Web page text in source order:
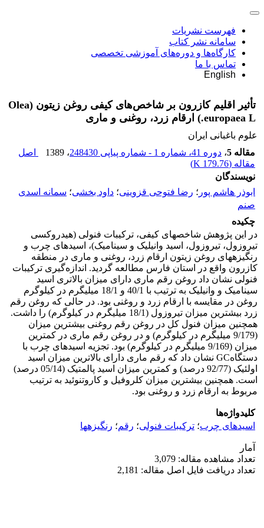
فهرست نشریات
سامانه نشر کتاب
کارگاه‌ها و دوره‌های آموزشی تخصصی
تماس با ما
English
تأثیر اقلیم کازرون بر شاخص‌های کیفی روغن زیتون (Olea
europaea L.) ارقام زرد، روغنی و ماری
علوم باغبانی ایران
مقاله 5
، دوره 41، شماره 1 - شماره پیاپی 248430 ، 1389
اصل
مقاله (179.76 K
)
نویسندگان
ابوذر هاشم پور ؛ رضا فتوحی قزوینی؛ داود بخشی؛ سمانه اسدی
صنم
چکیده
در این پژوهش شاخص‎های کیفی، ترکیبات فنولی (هیدروکسی
تیروزول، تیروزول، اسید وانیلیک و سینامیک)، اسیدهای چرب و
رنگیزه‎های روغن زیتون ارقام زرد، روغنی و ماری در منطقه
کازرون واقع در استان فارس مطالعه گردید. اندازه‌گیری ترکیبات
فنولی نشان داد روغن رقم ماری دارای میزان بالاتری اسید
سینامیک و وانیلیک به ترتیب با 40/1 و 18/1 میلی‎گرم در کیلوگرم
روغن در مقایسه با ارقام زرد و روغنی بود. در حالی که روغن رقم
زرد بیشترین میزان تیروزول (18/1 میلی‎گرم در کیلوگرم) را داشت.
همچنین میزان فنول کل در روغن رقم روغنی بیشترین میزان
(9/179 میلی‎گرم در کیلوگرم) و در روغن رقم ماری در کمترین
میزان (9/169 میلی‎گرم در کیلوگرم) بود. تجزیه اسیدهای چرب با
دستگاهGC نشان داد که رقم ماری دارای بالاترین میزان اسید
اولئیک (92/77 درصد) و کمترین میزان اسید پالمتیک (05/14 درصد)
است. همچنین بیشترین میزان کلروفیل و کاروتنوئید به ترتیب
مربوط به ارقام زرد و روغنی بود.
کلیدواژه‌ها
اسیدهای چرب؛ ترکیبات فنولی؛ رقم؛ رنگیزه‎ها
آمار
تعداد مشاهده مقاله: 3,079
تعداد دریافت فایل اصل مقاله: 2,181